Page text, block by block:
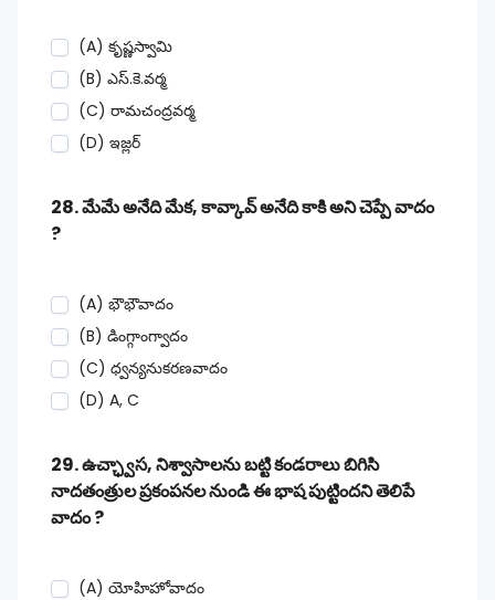
(A) కృష్ణస్వామి
(B) ఎస్.కె.వర్మ
(C) రామచంద్రవర్మ
(D) ఇజ్లర్
28. మేమే అనేది మేక, కావ్కావ్ అనేది కాకి అని చెప్పే వాదం
?
(A) భౌభౌవాదం
(B) డింగ్గాంగ్వాదం
(C) ధ్వన్యనుకరణవాదం
(D) A, C
29. ఉచ్ఛ్వాస, నిశ్వాసాలను బట్టి కండరాలు బిగిసి
నాదతంత్రుల ప్రకంపనల నుండి ఈ భాష పుట్టిందని తెలిపే
వాదం ?
(A) యోహిహోవాదం